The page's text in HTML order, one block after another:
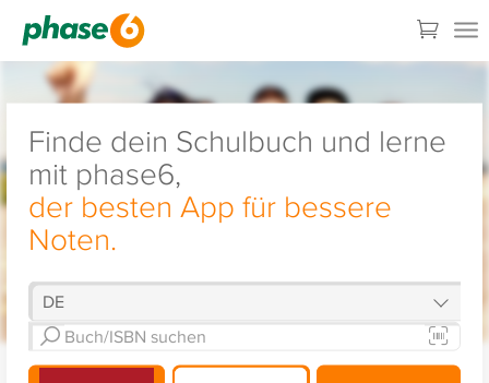
Finde dein Schulbuch und lerne
mit phase6,
der besten App für bessere
Noten.